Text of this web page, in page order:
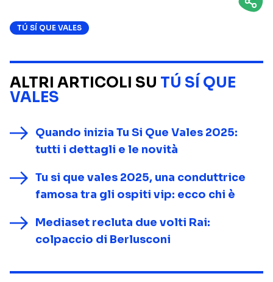
TÚ SÍ QUE VALES
ALTRI ARTICOLI SU TÚ SÍ QUE
VALES
Quando inizia Tu Si Que Vales 2025:
tutti i dettagli e le novità
Tu si que vales 2025, una conduttrice
famosa tra gli ospiti vip: ecco chi è
Mediaset recluta due volti Rai:
colpaccio di Berlusconi